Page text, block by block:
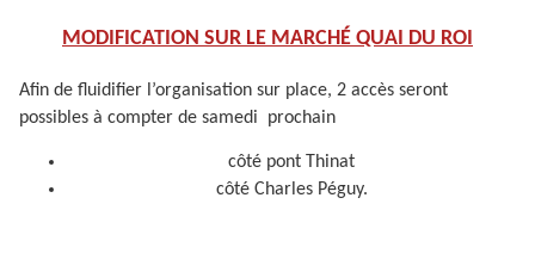
MODIFICATION SUR LE MARCHÉ QUAI DU ROI
Afin de fluidifier l’organisation sur place, 2 accès seront
possibles à compter de samedi prochain
côté pont Thinat
côté Charles Péguy.